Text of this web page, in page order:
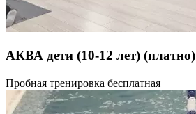
АКВА дети (10-12 лет) (платно)
45 минут
Пробная тренировка бесплатная